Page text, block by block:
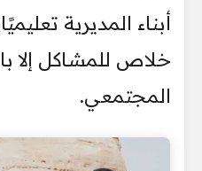
أبناء المديرية
خلاص للمشاكل إلا
المجتمعي.